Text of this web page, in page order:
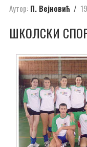
Аутор: П. Вејновић
ШКОЛСКИ